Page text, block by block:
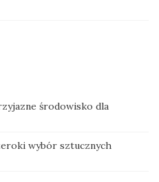
środowisko dla
wybór sztucznych